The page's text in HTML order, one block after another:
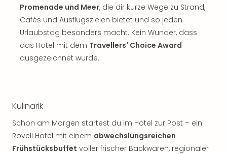
Promenade und Meer, die dir kurze Wege zu Strand,
Cafés und Ausflugszielen bietet und so jeden
Urlaubstag besonders macht. Kein Wunder, dass
das Hotel mit dem Travellers' Choice Award
ausgezeichnet wurde.
Kulinarik
Schon am Morgen startest du im Hotel zur Post – ein
Rovell Hotel mit einem abwechslungsreichen
Frühstücksbuffet voller frischer Backwaren, regionaler